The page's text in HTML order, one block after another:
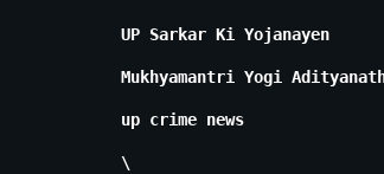
UP Sarkar Ki Yojanayen
Mukhyamantri Yogi
up crime news
\